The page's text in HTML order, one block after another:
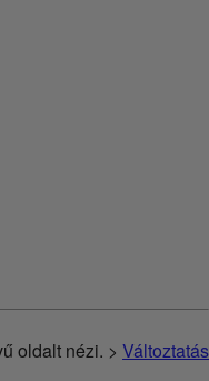
oldalt nézi. > Változtatás